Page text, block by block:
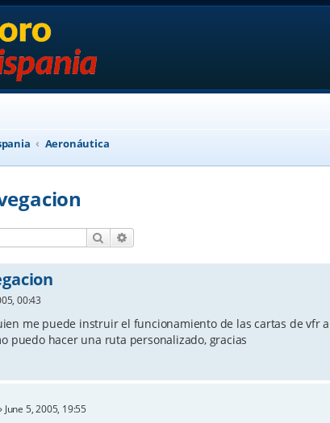
Aeronáutica
Search
00:43
me puede instruir el funcionamiento de las cartas de vfr
puedo hacer una ruta personalizado, gracias
June 5, 2005, 19:55